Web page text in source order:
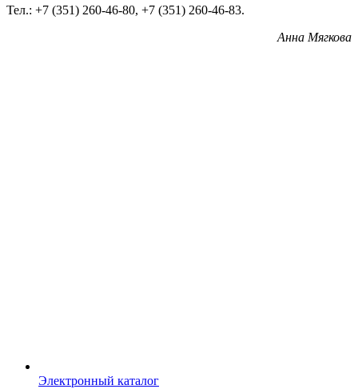
Тел.: +7 (351) 260-46-80, +7 (351) 260-46-83.
Анна Мягкова
Электронный каталог